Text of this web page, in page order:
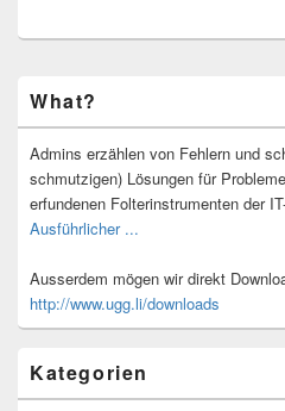
Seitenleisten-
Widgetbereich
What?
Admins erzählen von Fehlern und
schmutzigen) Lösungen für
erfundenen Folterinstrumenten der
Ausführlicher ...
Ausserdem mögen wir direkt
http://www.ugg.li/downloads
Kategorien